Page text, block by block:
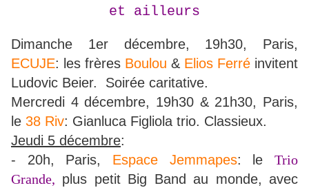
et ailleurs
Dimanche 1er décembre, 19h30, Paris,
ECUJE: les frères Boulou & Elios Ferré invitent
Ludovic Beier. Soirée caritative.
Mercredi 4 décembre, 19h30 & 21h30, Paris,
le 38 Riv: Gianluca Figliola trio. Classieux.
Jeudi 5 décembre:
- 20h, Paris,
Espace Jemmapes: leTrio
Grande, plus petit Big Band au monde, avec